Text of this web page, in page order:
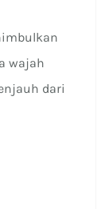
wajah
dari